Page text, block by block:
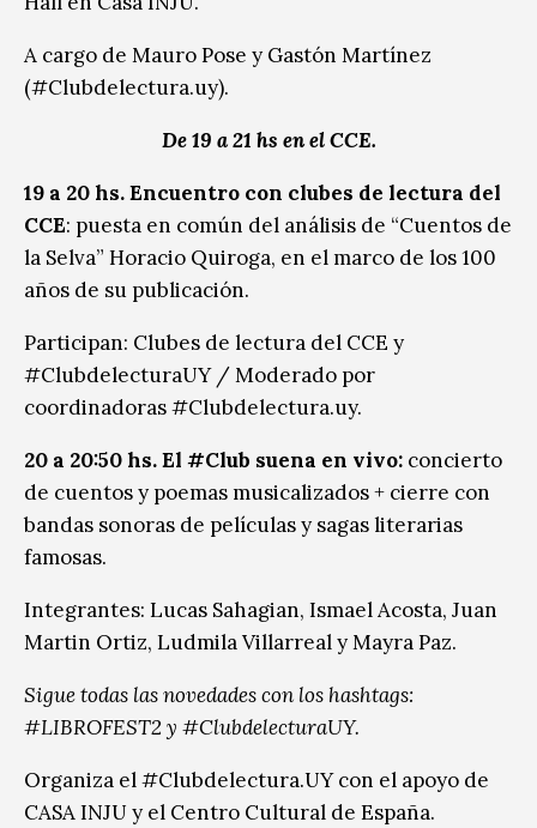
A cargo de Mauro Pose y Gastón Martínez
(#Clubdelectura.uy).
De 19 a 21 hs en el CCE.
19 a 20 hs. Encuentro con clubes de lectura del
CCE: puesta en común del análisis de “Cuentos de
la Selva” Horacio Quiroga, en el marco de los 100
años de su publicación.
Participan: Clubes de lectura del CCE y
#ClubdelecturaUY / Moderado por
coordinadoras #Clubdelectura.uy.
20 a 20:50 hs. El #Club suena en vivo: concierto
de cuentos y poemas musicalizados + cierre con
bandas sonoras de películas y sagas literarias
famosas.
Integrantes: Lucas Sahagian, Ismael Acosta, Juan
Martin Ortiz, Ludmila Villarreal y Mayra Paz.
Sigue todas las novedades con los hashtags:
#LIBROFEST2 y #ClubdelecturaUY.
Organiza el #Clubdelectura.UY con el apoyo de
CASA INJU y el Centro Cultural de España.